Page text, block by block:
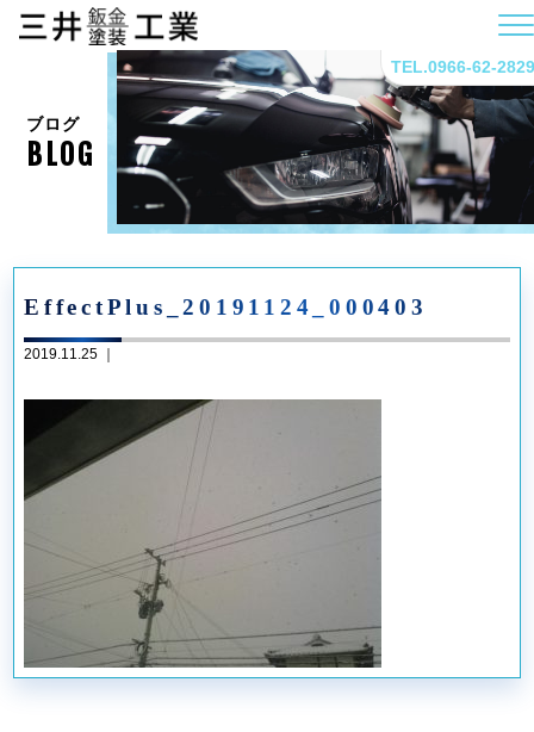
TEL.0966-62-2829
ブログ
BLOG
EffectPlus_20191124_000403
2019.11.25 ｜